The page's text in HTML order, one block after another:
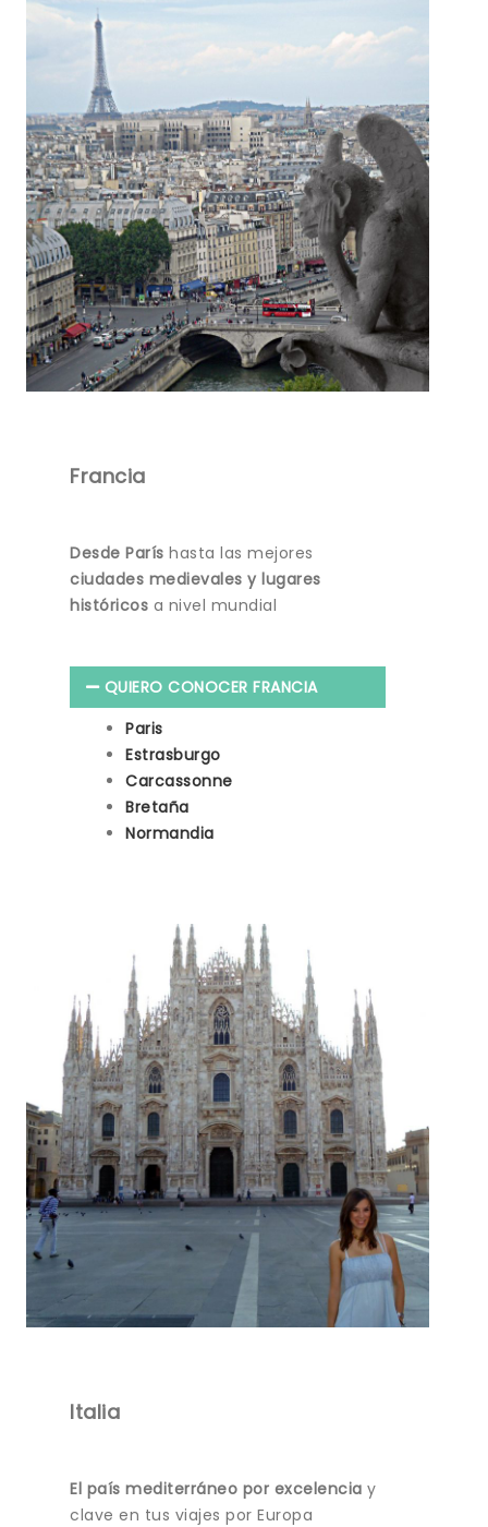
Francia
Desde París hasta las mejores
ciudades medievales y lugares
históricos a nivel mundial
QUIERO CONOCER FRANCIA
Paris
Estrasburgo
Carcassonne
Bretaña
Normandia
Italia
El país mediterráneo por excelencia y
clave en tus viajes por Europa